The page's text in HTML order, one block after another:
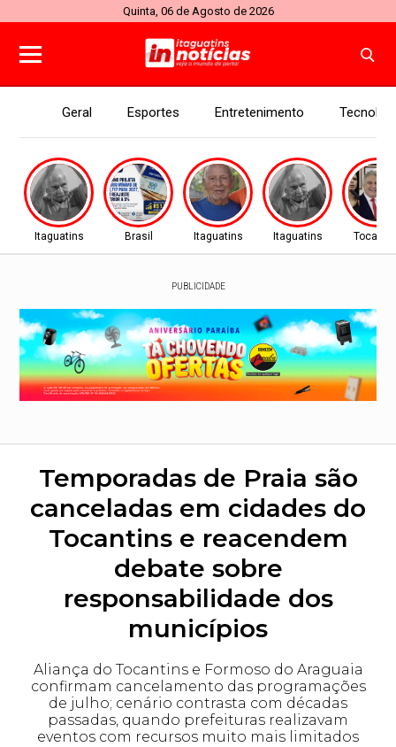
Quinta, 06 de Agosto de 2026
Geral Esportes Entretenimento
Itaguatins Brasil Itaguatins Itaguatins
PUBLICIDADE
Temporadas de Praia são
canceladas em cidades do
Tocantins e reacendem
debate sobre
responsabilidade dos
municípios
Aliança do Tocantins e Formoso do Araguaia
confirmam cancelamento das programações
de julho; cenário contrasta com décadas
passadas, quando prefeituras realizavam
eventos com recursos muito mais limitados